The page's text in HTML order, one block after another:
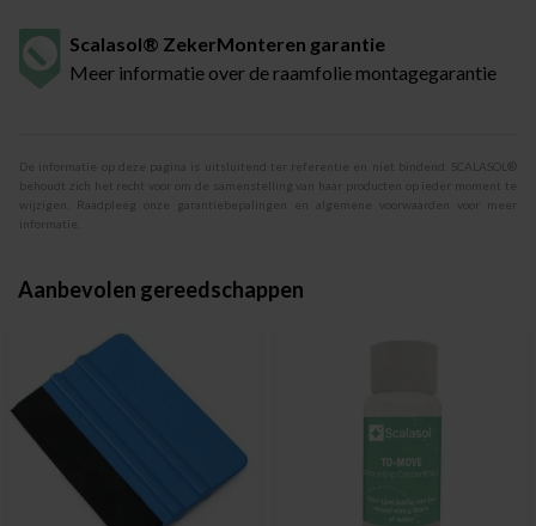
Scalasol® ZekerMonteren garantie
Meer informatie over de raamfolie montagegarantie
De informatie op deze pagina is uitsluitend ter referentie en niet bindend. SCALASOL®
behoudt zich het recht voor om de samenstelling van haar producten op ieder moment te
wijzigen. Raadpleeg onze garantiebepalingen en algemene voorwaarden voor meer
informatie.
Aanbevolen gereedschappen